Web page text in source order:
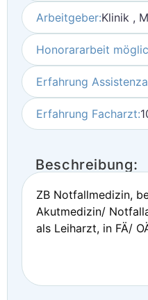
Arbeitgeber:Klinik ,
Honorararbeit
Erfahrung
Erfahrung Facharzt:
Beschreibung:
ZB Notfallmedizin,
Akutmedizin/
als Leiharzt, in FÄ/